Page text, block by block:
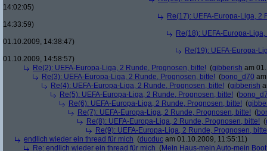
14:02:05)
Re(17): UEFA-Europa-Liga, 2
14:33:59)
Re(18): UEFA-Europa-
01.10.2009, 14:38:47)
Re(19): UEFA-Europa-
01.10.2009, 14:58:57)
Re(2): UEFA-Europa-Liga, 2 Runde, Prognosen, bitte! (gibberish am
Re(3): UEFA-Europa-Liga, 2 Runde, Prognosen, bitte! (bono_d70
Re(4): UEFA-Europa-Liga, 2 Runde, Prognosen, bitte! (gibberish
Re(5): UEFA-Europa-Liga, 2 Runde, Prognosen, bitte! (
Re(6): UEFA-Europa-Liga, 2 Runde, Prognosen, bitte! (
Re(7): UEFA-Europa-Liga, 2 Runde, Prognosen, bitte! (
Re(8): UEFA-Europa-Liga, 2 Runde, Prognosen, bitte! (
Re(9): UEFA-Europa-Liga, 2 Runde, Prognosen,
endlich wieder ein thread für mich (ducduc am 01.10.2009, 11:55:11)
Re: endlich wieder ein thread für mich (Mein Haus-mein Auto-mein Boot